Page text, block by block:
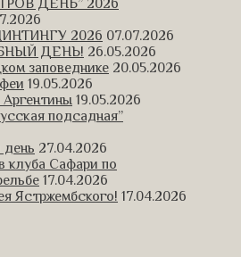
ДЕНЬ” 2026
2026 07.07.2026
ДЕНЬ! 26.05.2026
заповеднике 20.05.2026
19.05.2026
19.05.2026
подсадная”
27.04.2026
клуба Сафари по
17.04.2026
Ястржембского! 17.04.2026